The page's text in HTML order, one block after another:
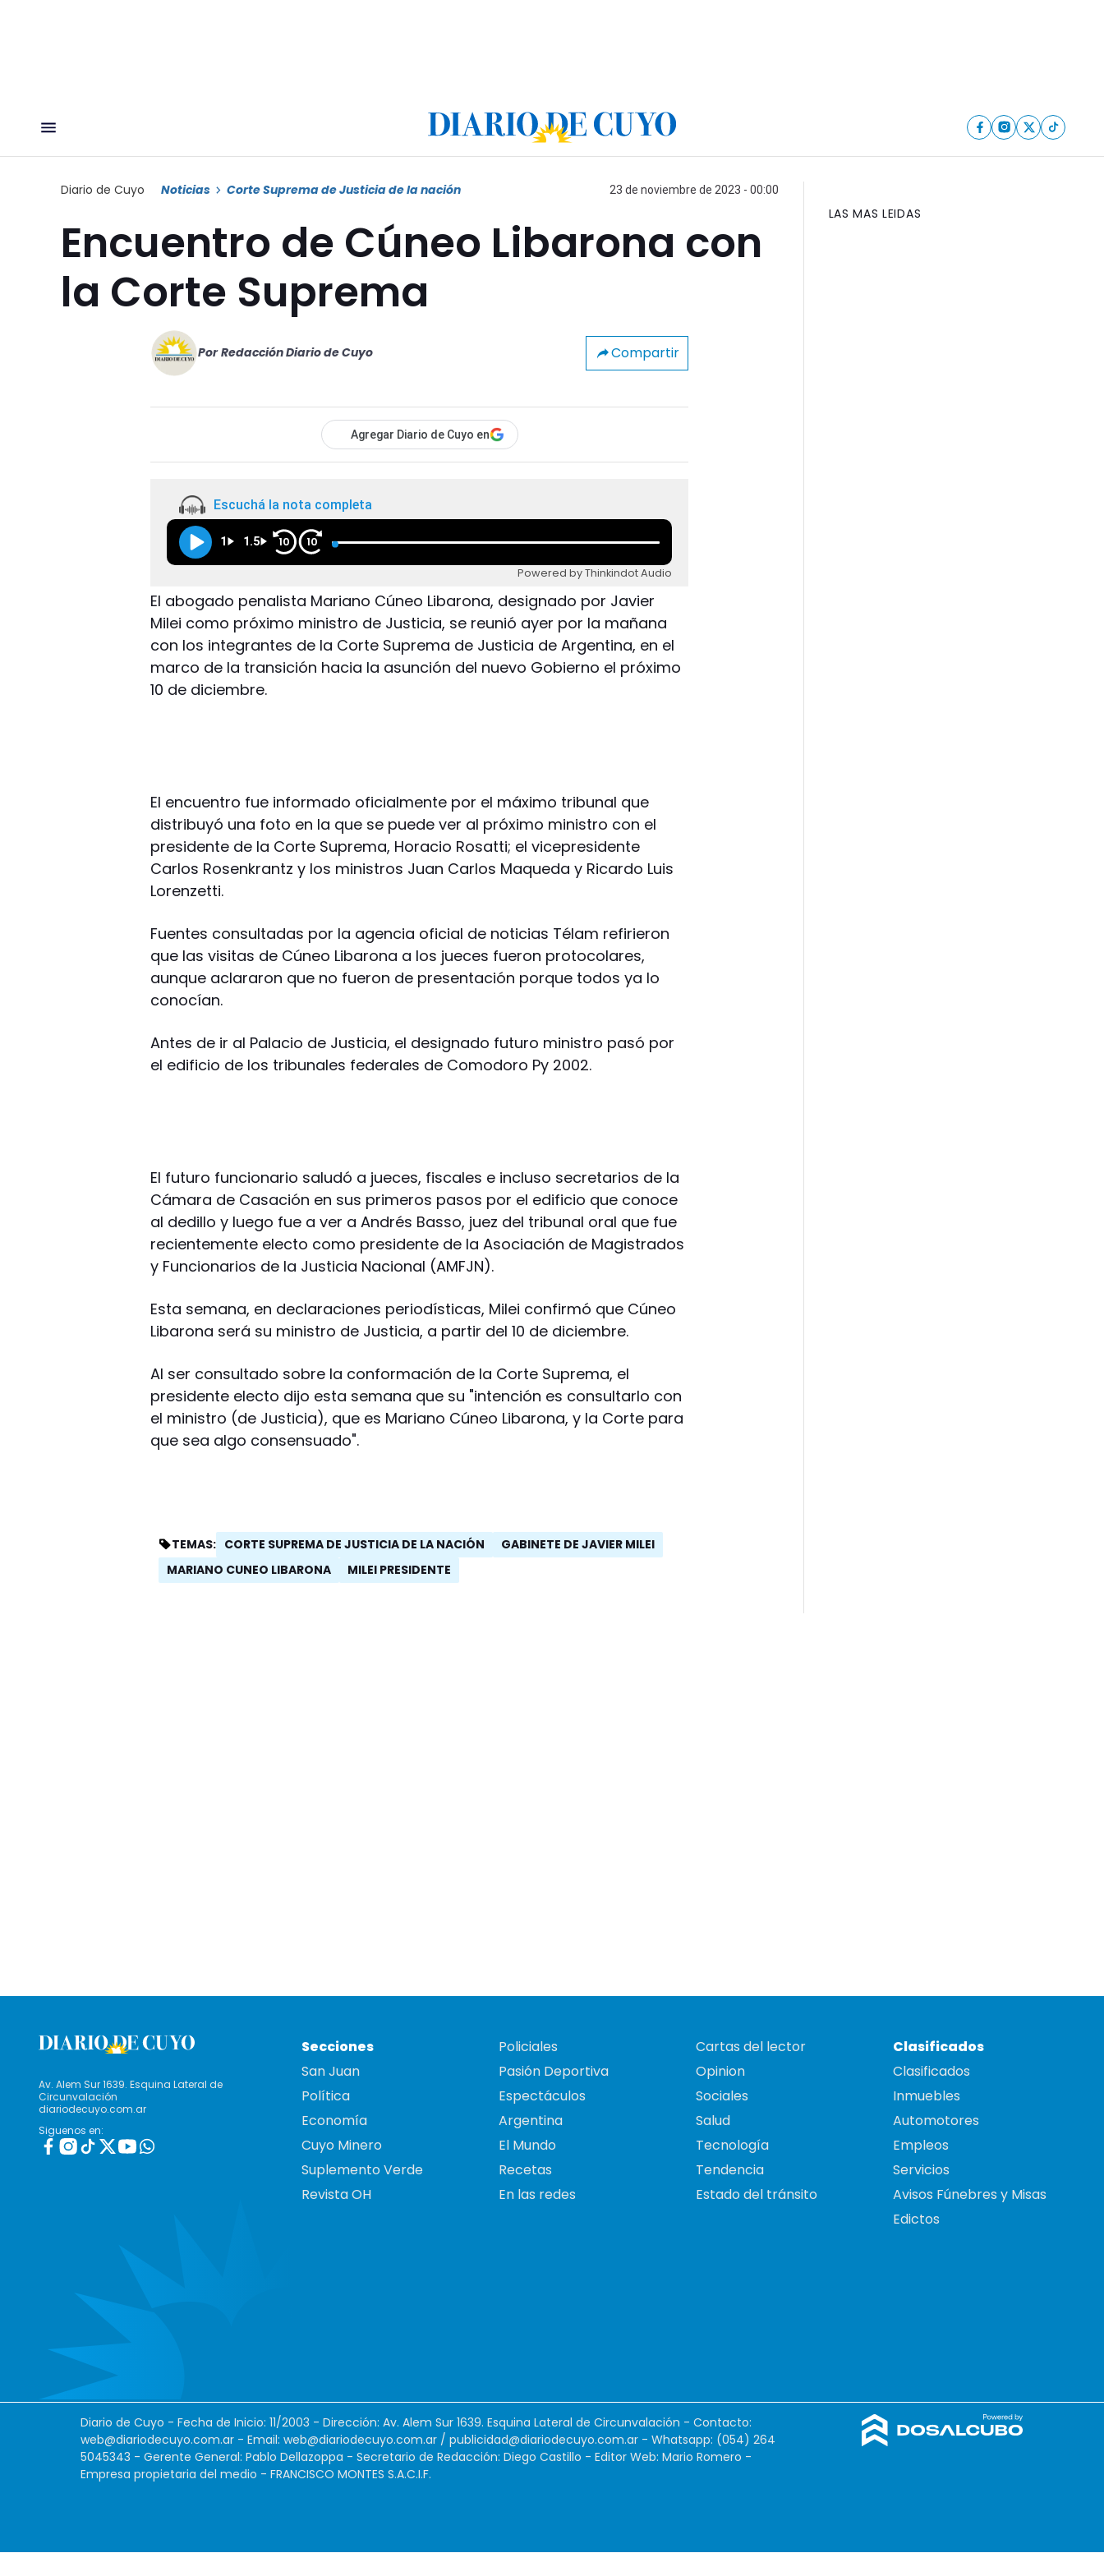
Diario de Cuyo Noticias Corte Suprema de Justicia de la nación 23 de noviembre de 2023 - 00:00
Encuentro de Cúneo Libarona con
la Corte Suprema
Por Redacción Diario de Cuyo Compartir
Agregar Diario de Cuyo en
Escuchá la nota completa
1 1.5 10 10
Powered by Thinkindot Audio
El abogado penalista Mariano Cúneo Libarona, designado por Javier
Milei como próximo ministro de Justicia, se reunió ayer por la mañana
con los integrantes de la Corte Suprema de Justicia de Argentina, en el
marco de la transición hacia la asunción del nuevo Gobierno el próximo
10 de diciembre.
El encuentro fue informado oficialmente por el máximo tribunal que
distribuyó una foto en la que se puede ver al próximo ministro con el
presidente de la Corte Suprema, Horacio Rosatti; el vicepresidente
Carlos Rosenkrantz y los ministros Juan Carlos Maqueda y Ricardo Luis
Lorenzetti.
Fuentes consultadas por la agencia oficial de noticias Télam refirieron
que las visitas de Cúneo Libarona a los jueces fueron protocolares,
aunque aclararon que no fueron de presentación porque todos ya lo
conocían.
Antes de ir al Palacio de Justicia, el designado futuro ministro pasó por
el edificio de los tribunales federales de Comodoro Py 2002.
El futuro funcionario saludó a jueces, fiscales e incluso secretarios de la
Cámara de Casación en sus primeros pasos por el edificio que conoce
al dedillo y luego fue a ver a Andrés Basso, juez del tribunal oral que fue
recientemente electo como presidente de la Asociación de Magistrados
y Funcionarios de la Justicia Nacional (AMFJN).
Esta semana, en declaraciones periodísticas, Milei confirmó que Cúneo
Libarona será su ministro de Justicia, a partir del 10 de diciembre.
Al ser consultado sobre la conformación de la Corte Suprema, el
presidente electo dijo esta semana que su "intención es consultarlo con
el ministro (de Justicia), que es Mariano Cúneo Libarona, y la Corte para
que sea algo consensuado".
TEMAS: CORTE SUPREMA DE JUSTICIA DE LA NACIÓN
GABINETE DE JAVIER MILEI
MARIANO CUNEO LIBARONA
MILEI PRESIDENTE
LAS MAS LEIDAS
Av. Alem Sur 1639. Esquina Lateral de
Circunvalación
diariodecuyo.com.ar
Siguenos en:
Secciones
San Juan
Política
Economía
Cuyo Minero
Suplemento Verde
Revista OH
Policiales
Pasión Deportiva
Espectáculos
Argentina
El Mundo
Recetas
En las redes
Cartas del lector
Opinion
Sociales
Salud
Tecnología
Tendencia
Estado del tránsito
Clasificados
Clasificados
Inmuebles
Automotores
Empleos
Servicios
Avisos Fúnebres y Misas
Edictos
Diario de Cuyo - Fecha de Inicio: 11/2003 - Dirección: Av. Alem Sur 1639. Esquina Lateral de Circunvalación - Contacto:
web@diariodecuyo.com.ar - Email: web@diariodecuyo.com.ar / publicidad@diariodecuyo.com.ar - Whatsapp: (054) 264
5045343 - Gerente General: Pablo Dellazoppa - Secretario de Redacción: Diego Castillo - Editor Web: Mario Romero -
Empresa propietaria del medio - FRANCISCO MONTES S.A.C.I.F.